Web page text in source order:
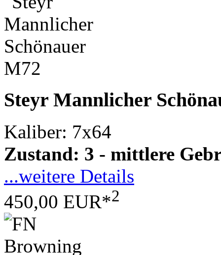
Steyr Mannlicher
Kaliber: 7x64
Zustand: 3 - mittlere
...weitere Details
450,00 EUR*2